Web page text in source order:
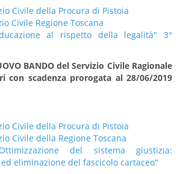
Civile della Procura di Pistoia
Civile Regione Toscana
al rispetto della legalità" 3°
BANDO del Servizio Civile Ragionale
con scadenza prorogata al 28/06/2019
Civile della Procura di Pistoia
Civile della Regione Toscana
del sistema giustizia:
eliminazione del fascicolo cartaceo"